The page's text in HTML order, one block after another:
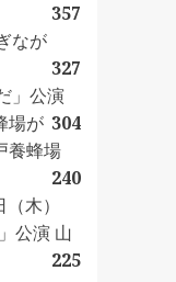
357
なが
327
」公演
304
場が
養蜂場
240
木）
公演 山
225